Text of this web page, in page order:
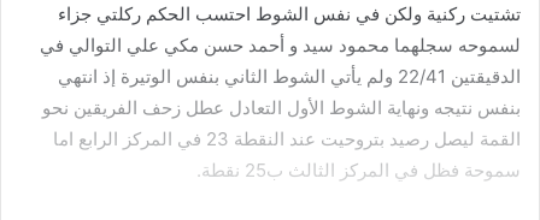
تشتيت ركنية ولكن في نفس الشوط احتسب الحكم ركلتي جزاء
لسموحه سجلهما محمود سيد و أحمد حسن مكي علي التوالي في
الدقيقتين 22/41 ولم يأتي الشوط الثاني بنفس الوتيرة إذ انتهي
بنفس نتيجه ونهاية الشوط الأول التعادل عطل زحف الفريقين نحو
القمة ليصل رصيد بتروحيت عند النقطة 23 في المركز الرابع اما
سموحة فظل في المركز الثالث ب25 نقطة.